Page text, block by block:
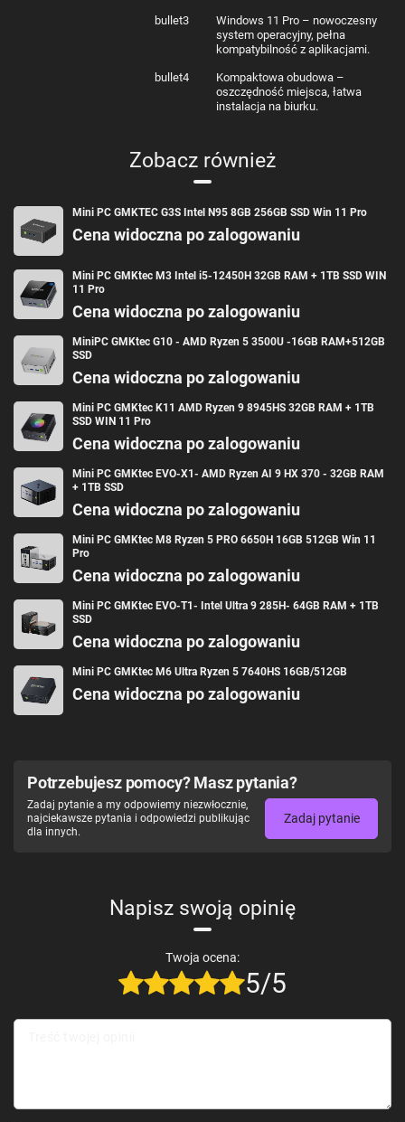
bullet3
Windows 11 Pro – nowoczesny
system operacyjny, pełna
kompatybilność z aplikacjami.
bullet4
Kompaktowa obudowa –
oszczędność miejsca, łatwa
instalacja na biurku.
Zobacz również
Mini PC GMKTEC G3S Intel N95 8GB 256GB SSD Win 11 Pro
Cena widoczna po zalogowaniu
Mini PC GMKtec M3 Intel i5-12450H 32GB RAM + 1TB SSD WIN
11 Pro
Cena widoczna po zalogowaniu
MiniPC GMKtec G10 - AMD Ryzen 5 3500U -16GB RAM+512GB
SSD
Cena widoczna po zalogowaniu
Mini PC GMKtec K11 AMD Ryzen 9 8945HS 32GB RAM + 1TB
SSD WIN 11 Pro
Cena widoczna po zalogowaniu
Mini PC GMKtec EVO-X1- AMD Ryzen AI 9 HX 370 - 32GB RAM
+ 1TB SSD
Cena widoczna po zalogowaniu
Mini PC GMKtec M8 Ryzen 5 PRO 6650H 16GB 512GB Win 11
Pro
Cena widoczna po zalogowaniu
Mini PC GMKtec EVO-T1- Intel Ultra 9 285H- 64GB RAM + 1TB
SSD
Cena widoczna po zalogowaniu
Mini PC GMKtec M6 Ultra Ryzen 5 7640HS 16GB/512GB
Cena widoczna po zalogowaniu
Potrzebujesz pomocy? Masz pytania?
Zadaj pytanie a my odpowiemy niezwłocznie,
najciekawsze pytania i odpowiedzi publikując
dla innych.
Zadaj pytanie
Napisz swoją opinię
Twoja ocena:
5/5